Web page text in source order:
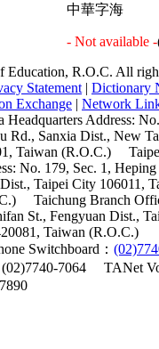
中華字海
- Not available -
R.O.C. All
Statement | Dictionary
Exchange | Network
Headquarters Address:
Rd., Sanxia Dist., New
Taiwan (R.O.C.)
No. 179, Sec. 1,
Taipei City 106011,
Taichung Branch
St., Fengyuan Dist.,
Taiwan (R.O.C.)
Switchboard：
7064
TANet